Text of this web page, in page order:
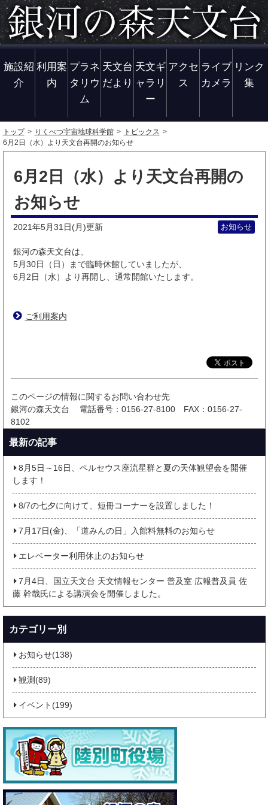
施設紹
介
利用案
内
プラネ
タリウ
ム
天文台
だより
天文ギ
ャラリ
ー
アクセ
ス
ライブ
カメラ
リンク
集
トップ りくべつ宇宙地球科学館
トピックス
6月2日（水）より天文台再開のお知らせ
6月2日（水）より天文台再開の
お知らせ
2021年5月31日(月)更新 お知らせ
銀河の森天文台は、
5月30日（日）まで臨時休館していましたが、
6月2日（水）より再開し、通常開館いたします。
ご利用案内
このページの情報に関するお問い合わせ先
銀河の森天文台
電話番号：0156-27-8100
FAX：0156-27-
8102
最新の記事
8月5日～16日、ペルセウス座流星群と夏の天体観望会を開催
します！
8/7の七夕に向けて、短冊コーナーを設置しました！
7月17日(金)、「道みんの日」入館料無料のお知らせ
エレベーター利用休止のお知らせ
7月4日、国立天文台 天文情報センター 普及室 広報普及員 佐
藤 幹哉氏による講演会を開催しました。
カテゴリー別
お知らせ(138)
観測(89)
イベント(199)